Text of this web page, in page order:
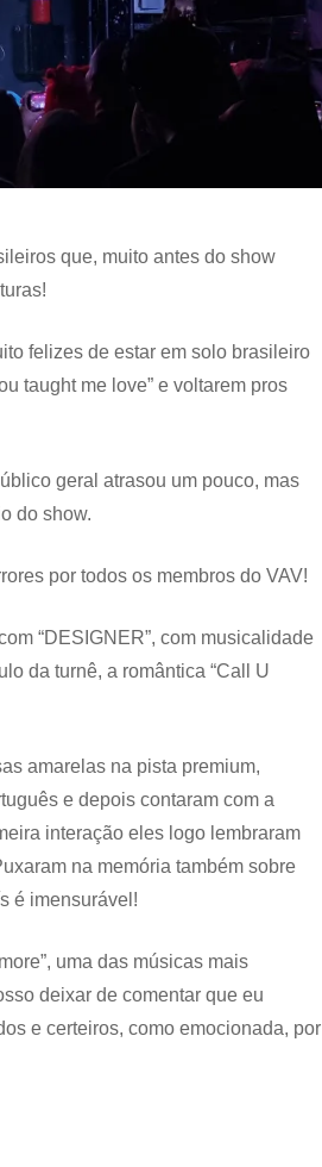
que, muito antes do show
felizes de estar em solo brasileiro
taught me love” e voltarem pros
geral atrasou um pouco, mas
do show.
por todos os membros do VAV!
“DESIGNER”, com musicalidade
da turnê, a romântica “Call U
amarelas na pista premium,
e depois contaram com a
interação eles logo lembraram
na memória também sobre
é imensurável!
uma das músicas mais
deixar de comentar que eu
e certeiros, como emocionada, por